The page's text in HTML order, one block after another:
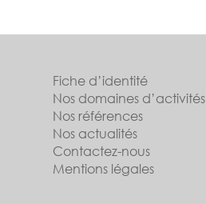
Fiche d’identité
Nos domaines d’activités
Nos références
Nos actualités
Contactez-nous
Mentions légales